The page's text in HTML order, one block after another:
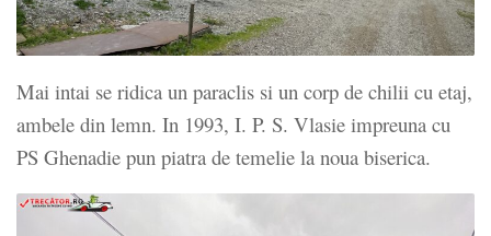
Mai intai se ridica un paraclis si un corp de chilii cu etaj,
ambele din lemn. In 1993, I. P. S. Vlasie impreuna cu
PS Ghenadie pun piatra de temelie la noua biserica.